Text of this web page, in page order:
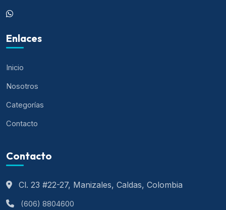
Enlaces
Inicio
Nosotros
Categorías
Contacto
Contacto
Cl. 23 #22-27, Manizales, Caldas, Colombia
(606) 8804600